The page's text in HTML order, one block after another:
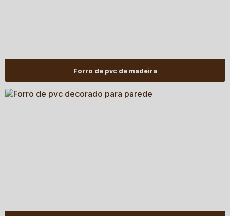
Forro de pvc de madeira